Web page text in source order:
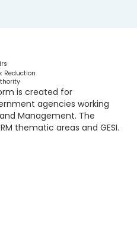
Reduction
is created for
agencies working
Management. The
thematic areas and GESI.